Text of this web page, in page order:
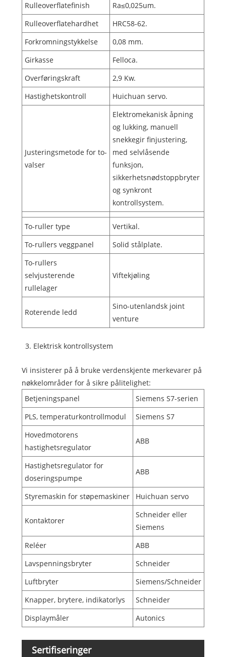
Rulleoverflatefinish
Ra≤0,025um.
Rulleoverflatehardhet
HRC58-62.
Forkromningstykkelse
0,08 mm.
Girkasse
Felloca.
Overføringskraft
2,9 Kw.
Hastighetskontroll
Huichuan servo.
Justeringsmetode for to-
valser
Elektromekanisk åpning
og lukking, manuell
snekkegir finjustering,
med selvlåsende
funksjon,
sikkerhetsnødstoppbryter
og synkront
kontrollsystem.
To-ruller type
Vertikal.
To-rullers veggpanel
Solid stålplate.
To-rullers
selvjusterende
rullelager
Viftekjøling
Roterende ledd
Sino-utenlandsk joint
venture
3. Elektrisk kontrollsystem
Vi insisterer på å bruke verdenskjente merkevarer på
nøkkelområder for å sikre pålitelighet:
Betjeningspanel
Siemens S7-serien
PLS, temperaturkontrollmodul
Siemens S7
Hovedmotorens
hastighetsregulator
ABB
Hastighetsregulator for
doseringspumpe
ABB
Styremaskin for støpemaskiner Huichuan servo
Kontaktorer
Schneider eller
Siemens
Reléer
ABB
Lavspenningsbryter
Schneider
Luftbryter
Siemens/Schneider
Knapper, brytere, indikatorlys
Schneider
Displaymåler
Autonics
Sertifiseringer